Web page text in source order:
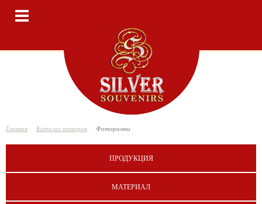
Toggle
Главная Каталог товаров Фоторамки
ПРОДУКЦИЯ
МАТЕРИАЛ